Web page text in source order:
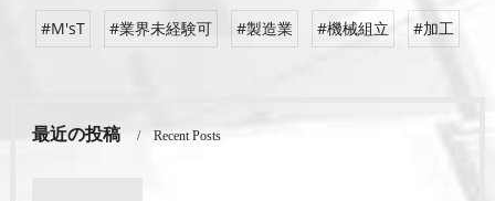
#M'sT #業界未経験可 #製造業 #機械組立 #加工
最近の投稿 Recent Posts